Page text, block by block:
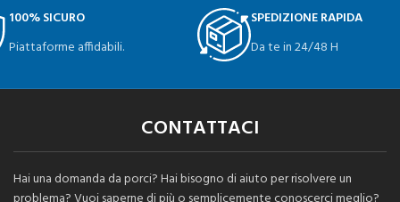
100% SICURO
Piattaforme affidabili.
SPEDIZIONE RAPIDA
Da te in 24/48 H
CONTATTACI
Hai una domanda da porci? Hai bisogno di aiuto per risolvere un